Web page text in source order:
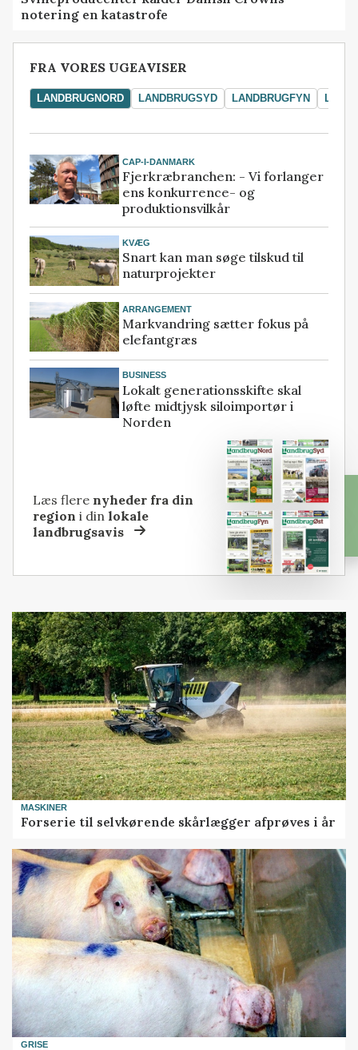
notering en katastrofe
FRA VORES UGEAVISER
LANDBRUGNORD LANDBRUGSYD LANDBRUGFYN
CAP-I-DANMARK
Fjerkræbranchen: - Vi forlanger
ens konkurrence- og
produktionsvilkår
KVÆG
Snart kan man søge tilskud til
naturprojekter
ARRANGEMENT
Markvandring sætter fokus på
elefantgræs
BUSINESS
Lokalt generationsskifte skal
løfte midtjysk siloimportør i
Norden
Læs flere nyheder fra din
region i dinlokale
landbrugsavis
MASKINER
Forserie til selvkørende skårlægger afprøves i år
GRISE